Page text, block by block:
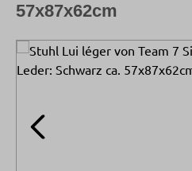
Bildergalerie überspringen
57x87x62cm